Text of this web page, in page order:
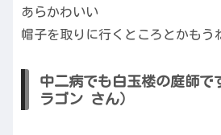
あらかわいい
帽子を取りに行くところとかもう
中二病でも白玉楼の庭師で
ラゴン さん）